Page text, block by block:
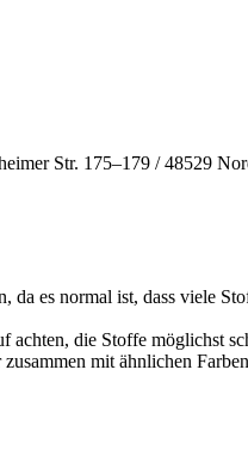
Str. 175–179 / 48529
es normal ist, dass viele
achten, die Stoffe möglichst
mit ähnlichen